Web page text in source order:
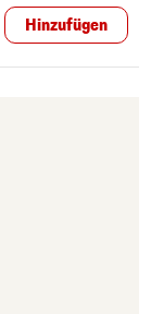
Hinzufügen